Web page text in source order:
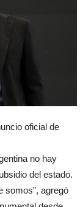
oficial de
no hay
del estado.
somos”, agregó